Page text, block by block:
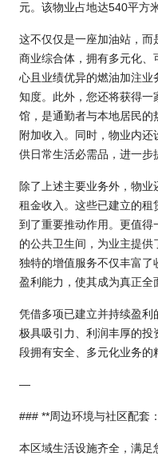
元。该物业占地达540平方
这不仅仅是一座加油站，
商业综合体，拥有多元化
心且业绩优异的燃油加注业
知度。此外，您还将获得
馆，是通勤者与本地居民
附加收入。同时，物业内
供日常生活必需品，进一步
除了上述主要业务外，物
租金收入。这些已建立的租
到了重要推动作用。更值
的公共卫生间，为业主提
独特的增值服务不仅丰富了
盈利能力，使其成为真正全
凭借多项已建立并持续盈
极具吸引力、利润丰厚的
段拥有安全、多元化业务的
—
### **周边环境与社区配套
本区域生活设施齐全，满